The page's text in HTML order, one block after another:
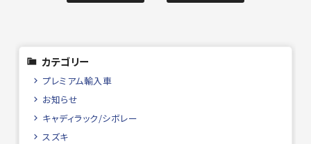
カテゴリー
プレミアム輸入車
お知らせ
キャディラック/シボレー
スズキ